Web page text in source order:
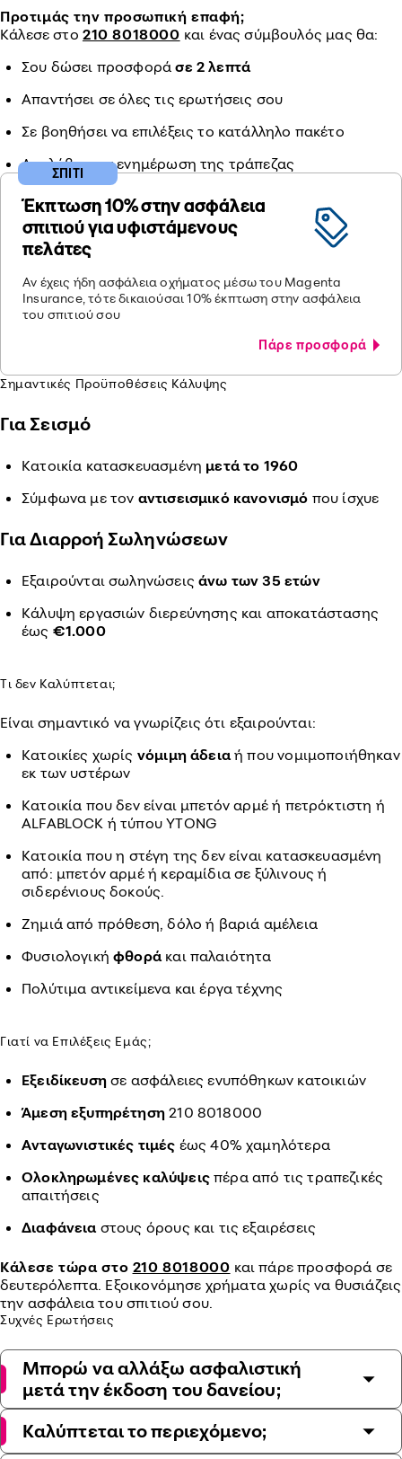
Προτιμάς την προσωπική επαφή;
Κάλεσε στο 210 8018000 και ένας σύμβουλός μας θα:
Σου δώσει προσφοράσε 2 λεπτά
Απαντήσει σε όλες τις ερωτήσεις σου
Σε βοηθήσει να επιλέξεις το κατάλληλο πακέτο
Αναλάβει την ενημέρωση της τράπεζας
Έκπτωση 10% στην ασφάλεια
σπιτιού για υφιστάμενους
πελάτες
Αν έχεις ήδη ασφάλεια οχήματος μέσω του Magenta
Insurance, τότε δικαιούσαι 10% έκπτωση στην ασφάλεια
του σπιτιού σου
Πάρε προσφορά
ΣΠΙΤΙ
Σημαντικές Προϋποθέσεις Κάλυψης
Για Σεισμό
Κατοικία κατασκευασμένη μετά το 1960
Σύμφωνα με τον αντισεισμικό κανονισμό που ίσχυε
Για Διαρροή Σωληνώσεων
Εξαιρούνται σωληνώσειςάνω των 35 ετών
Κάλυψη εργασιών διερεύνησης και αποκατάστασης
έως €1.000
Τι δεν Καλύπτεται;
Είναι σημαντικό να γνωρίζεις ότι εξαιρούνται:
Κατοικίες χωρίς νόμιμη άδειαή που νομιμοποιήθηκαν
εκ των υστέρων
Κατοικία που δεν είναι μπετόν αρμέ ή πετρόκτιστη ή
ALFABLOCK ή τύπου YTONG
Κατοικία που η στέγη της δεν είναι κατασκευασμένη
από: μπετόν αρμέ ή κεραμίδια σε ξύλινους ή
σιδερένιους δοκούς.
Ζημιά από πρόθεση, δόλο ή βαριά αμέλεια
Φυσιολογικήφθοράκαι παλαιότητα
Πολύτιμα αντικείμενα και έργα τέχνης
Γιατί να Επιλέξεις Εμάς;
Εξειδίκευσησε ασφάλειες ενυπόθηκων κατοικιών
Άμεση εξυπηρέτηση 210 8018000
Ανταγωνιστικές τιμές έως 40% χαμηλότερα
Ολοκληρωμένες καλύψειςπέρα από τις τραπεζικές
απαιτήσεις
Διαφάνειαστους όρους και τις εξαιρέσεις
Κάλεσε τώρα στο 210 8018000 και πάρε προσφορά σε
δευτερόλεπτα. Εξοικονόμησε χρήματα χωρίς να θυσιάζεις
την ασφάλεια του σπιτιού σου.
Συχνές Ερωτήσεις
Μπορώ να αλλάξω ασφαλιστική
μετά την έκδοση του δανείου;
Καλύπτεται το περιεχόμενο;